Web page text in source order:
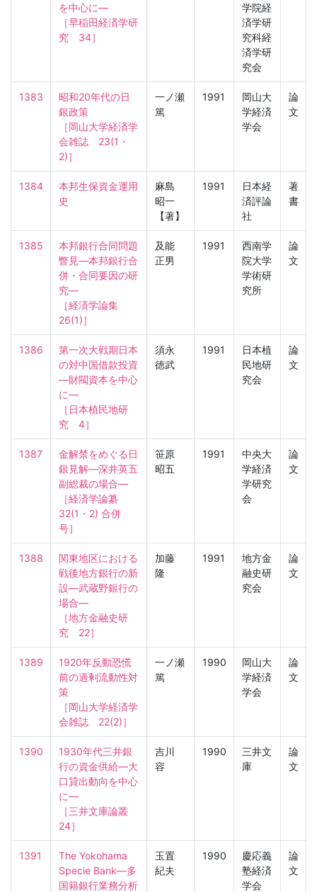
を中心に—
［早稲田経済学研
究　34］
学院経
済学研
究科経
済学研
究会
1383
昭和20年代の日
銀政策
［岡山大学経済学
会雑誌　23(1・
2)］
一ノ瀬
篤
1991
岡山大
学経済
学会
論
文
1384
本邦生保資金運用
史
麻島
昭一
【著】
1991
日本経
済評論
社
著
書
1385
本邦銀行合同問題
瞥見—本邦銀行合
併・合同要因の研
究—
［経済学論集
26(1)］
及能
正男
1991
西南学
院大学
学術研
究所
論
文
1386
第一次大戦期日本
の対中国借款投資
―財閥資本を中心
に―
［日本植民地研
究　4］
須永
徳武
1991
日本植
民地研
究会
論
文
1387
金解禁をめぐる日
銀見解—深井英五
副総裁の場合—
［経済学論纂
32(1・2) 合併
号］
笹原
昭五
1991
中央大
学経済
学研究
会
論
文
1388
関東地区における
戦後地方銀行の新
設—武蔵野銀行の
場合—
［地方金融史研
究　22］
加藤
隆
1991
地方金
融史研
究会
論
文
1389
1920年反動恐慌
前の過剰流動性対
策
［岡山大学経済学
会雑誌　22(2)］
一ノ瀬
篤
1990
岡山大
学経済
学会
論
文
1390
1930年代三井銀
行の資金供給—大
口貸出動向を中心
に—
［三井文庫論叢
24］
吉川
容
1990
三井文
庫
論
文
1391
The Yokohama
Specie Bank—多
国籍銀行業務分析
玉置
紀夫
1990
慶応義
塾経済
学会
論
文